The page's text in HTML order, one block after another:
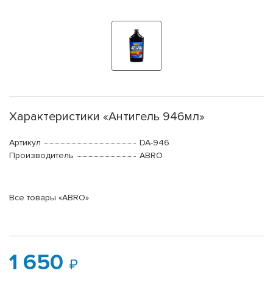
Характеристики «Антигель 946мл»
Артикул
DA-946
Производитель
ABRO
Все товары «ABRO»
1 650